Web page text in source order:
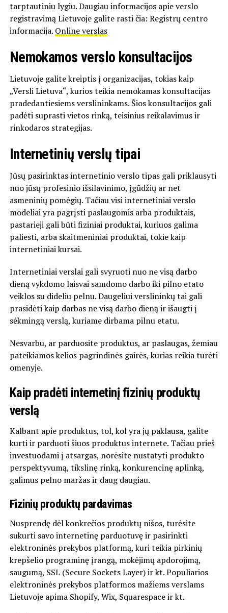
tarptautiniu lygiu. Daugiau informacijos apie verslo
registravimą Lietuvoje galite rasti čia: Registrų centro
informacija. Online verslas
Nemokamos verslo konsultacijos
Lietuvoje galite kreiptis į organizacijas, tokias kaip
„Versli Lietuva“, kurios teikia nemokamas konsultacijas
pradedantiesiems verslininkams. Šios konsultacijos gali
padėti suprasti vietos rinką, teisinius reikalavimus ir
rinkodaros strategijas.
Internetinių verslų tipai
Jūsų pasirinktas internetinio verslo tipas gali priklausyti
nuo jūsų profesinio išsilavinimo, įgūdžių ar net
asmeninių pomėgių. Tačiau visi internetiniai verslo
modeliai yra pagrįsti paslaugomis arba produktais,
pastarieji gali būti fiziniai produktai, kuriuos galima
paliesti, arba skaitmeniniai produktai, tokie kaip
internetiniai kursai.
Internetiniai verslai gali svyruoti nuo ne visą darbo
dieną vykdomo laisvai samdomo darbo iki pilno etato
veiklos su dideliu pelnu. Daugeliui verslininkų tai gali
prasidėti kaip darbas ne visą darbo dieną ir išaugti į
sėkmingą verslą, kuriame dirbama pilnu etatu.
Nesvarbu, ar parduosite produktus, ar paslaugas, žemiau
pateikiamos kelios pagrindinės gairės, kurias reikia turėti
omenyje.
Kaip pradėti internetinį fizinių produktų
verslą
Kalbant apie produktus, tol, kol yra jų paklausa, galite
kurti ir parduoti šiuos produktus internete. Tačiau prieš
investuodami į atsargas, norėsite nustatyti produkto
perspektyvumą, tikslinę rinką, konkurencinę aplinką,
galimus pelno maržas ir daug daugiau.
Fizinių produktų pardavimas
Nusprendę dėl konkrečios produktų nišos, turėsite
sukurti savo internetinę parduotuvę ir pasirinkti
elektroninės prekybos platformą, kuri teikia pirkinių
krepšelio programinę įrangą, mokėjimų apdorojimą,
saugumą, SSL (Secure Sockets Layer) ir kt. Populiarios
elektroninės prekybos platformos mažiems verslams
Lietuvoje apima Shopify, Wix, Squarespace ir kt.